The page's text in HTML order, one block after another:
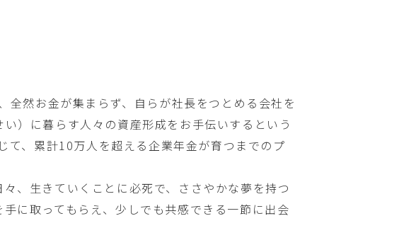
然お金が集まらず、自らが社長をつとめる会社を
）に暮らす人々の資産形成をお手伝いするという
、累計10万人を超える企業年金が育つまでのプ
、生きていくことに必死で、ささやかな夢を持つ
に取ってもらえ、少しでも共感できる一節に出会